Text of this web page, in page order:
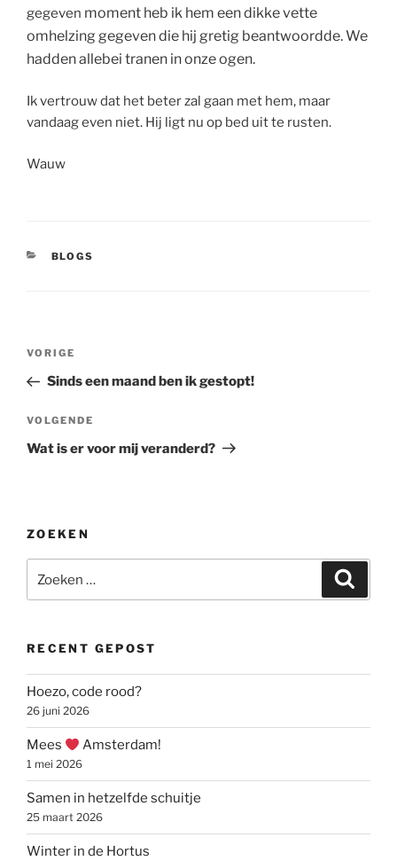
gegeven moment heb ik hem een dikke vette
omhelzing gegeven die hij gretig beantwoordde. We
hadden allebei tranen in onze ogen.
Ik vertrouw dat het beter zal gaan met hem, maar
vandaag even niet. Hij ligt nu op bed uit te rusten.
Wauw
CATEGORIEËN
BLOGS
Bericht
Vorig
bericht
VORIGE
Sinds een maand ben ik gestopt!
Volgend
bericht
VOLGENDE
Wat is er voor mij veranderd?
ZOEKEN
naar:
RECENT GEPOST
Hoezo, code rood?
26 juni 2026
Mees Amsterdam!
1 mei 2026
Samen in hetzelfde schuitje
25 maart 2026
Winter in de Hortus